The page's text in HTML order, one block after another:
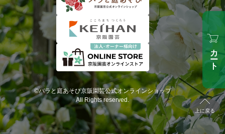
カート
上に戻る
©バラと庭あそび京阪園芸公式オンラインショップ
All Rights reserved.